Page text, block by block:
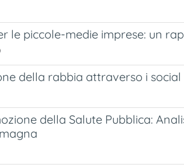
le piccole-medie imprese: un
della rabbia attraverso i
della Salute Pubblica: